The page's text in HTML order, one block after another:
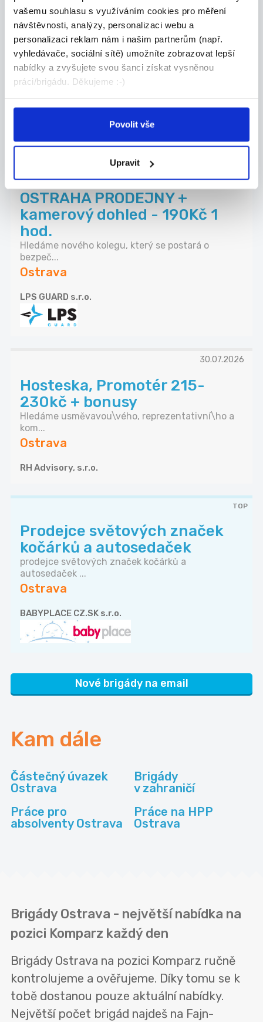
vašemu souhlasu s využíváním cookies pro měření
návštěvnosti, analýzy, personalizaci webu a
personalizaci reklam nám i našim partnerům (např.
vyhledávače, sociální sítě) umožníte zobrazovat lepší
nabídky a zvyšujete svou šanci získat vysněnou
práci/brigádu. Děkujeme :-)
Povolit vše
Upravit
Úklidový pracovník -
MORAVSKÁ OSTRAVA (A869)
Do našeho týmu hledáme spolehlivou a pečlivou
pr...
Ostrava
B+N Czech Republic Facility Services s.r.o.
OSTRAHA PRODEJNY +
kamerový dohled - 190Kč 1
hod.
Hledáme nového kolegu, který se postará o
bezpeč...
Ostrava
LPS GUARD s.r.o.
30.07.2026
Hosteska, Promotér 215-
230kč + bonusy
Hledáme usměvavou\vého, reprezentativní\ho a
kom...
Ostrava
RH Advisory, s.r.o.
TOP
Prodejce světových značek
kočárků a autosedaček
prodejce světových značek kočárků a
autosedaček ...
Ostrava
BABYPLACE CZ.SK s.r.o.
Nové brigády na email
Kam dále
Částečný úvazek
Ostrava
Brigády
v zahraničí
Práce pro
absolventy Ostrava
Práce na HPP
Ostrava
Brigády Ostrava - největší nabídka na
pozici Komparz každý den
Brigády Ostrava na pozici Komparz ručně
kontrolujeme a ověřujeme. Díky tomu se k
tobě dostanou pouze aktuální nabídky.
Největší počet brigád najdeš na Fajn-